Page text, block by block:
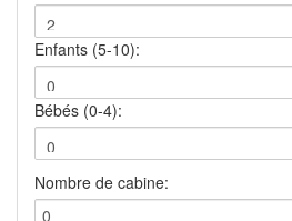
Enfants (5-10):
Bébés (0-4):
Nombre de cabine: